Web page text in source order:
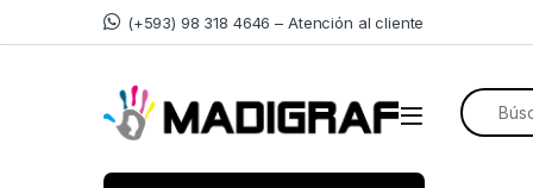
Skip to navigation
Skip to content (+593) 98 318 4646 – Atención al cliente
Search